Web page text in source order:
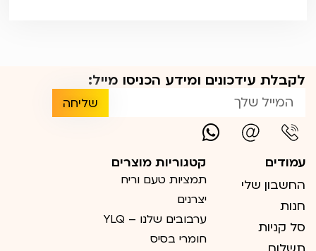
לקבלת עידכונים ומידע הכניסו מייל:
שליחה
עמודים
החשבון שלי
חנות
סל קניות
קטגוריות מוצרים
תמציות טעם וריח
יצרנים
ערבובים שלנו – YLQ
חומרי בסיס